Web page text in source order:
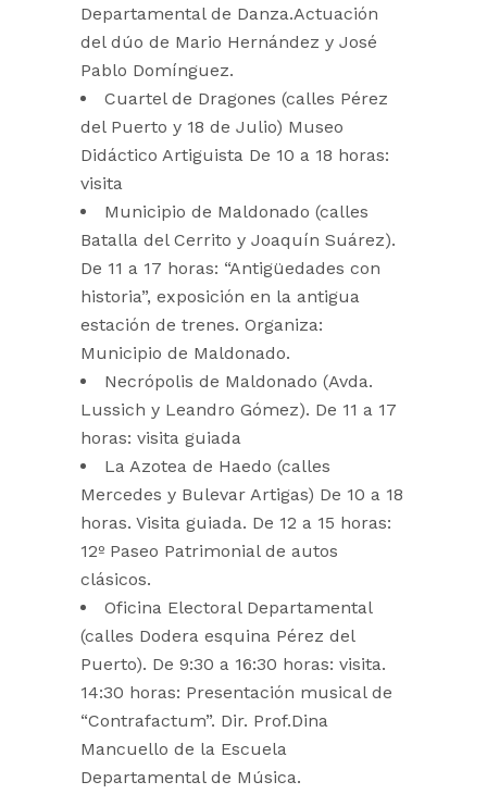
Departamental de Danza.Actuación
del dúo de Mario Hernández y José
Pablo Domínguez.
Cuartel de Dragones (calles Pérez
del Puerto y 18 de Julio) Museo
Didáctico Artiguista De 10 a 18 horas:
visita
Municipio de Maldonado (calles
Batalla del Cerrito y Joaquín Suárez).
De 11 a 17 horas: “Antigüedades con
historia”, exposición en la antigua
estación de trenes. Organiza:
Municipio de Maldonado.
Necrópolis de Maldonado (Avda.
Lussich y Leandro Gómez). De 11 a 17
horas: visita guiada
La Azotea de Haedo (calles
Mercedes y Bulevar Artigas) De 10 a 18
horas. Visita guiada. De 12 a 15 horas:
12º Paseo Patrimonial de autos
clásicos.
Oficina Electoral Departamental
(calles Dodera esquina Pérez del
Puerto). De 9:30 a 16:30 horas: visita.
14:30 horas: Presentación musical de
“Contrafactum”. Dir. Prof.Dina
Mancuello de la Escuela
Departamental de Música.